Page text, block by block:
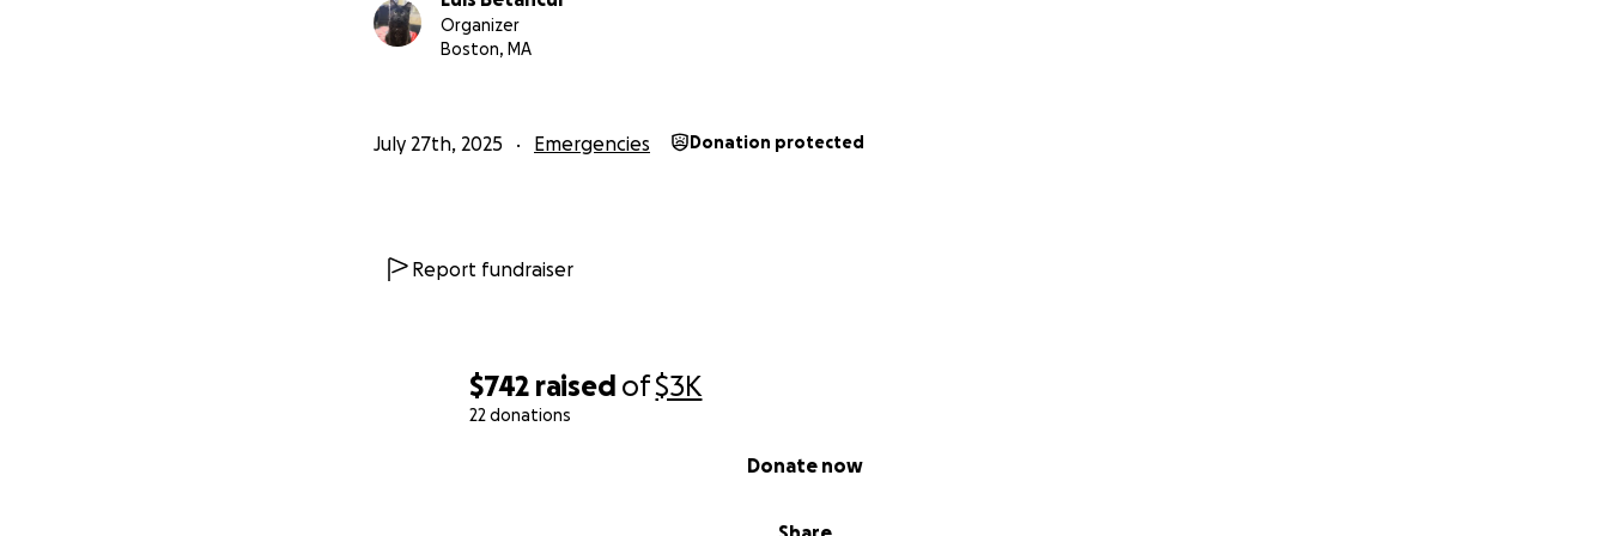
$742 raised of$3K
22 donations
Donate now
Organizer
Boston, MA
July 27th, 2025 Emergencies Donation protected
Report fundraiser